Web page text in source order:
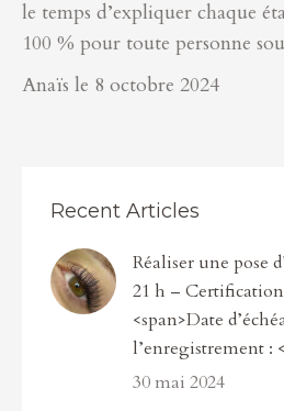
le temps d’expliquer chaque
100 % pour toute personne
Anaïs le 8 octobre 2024
Recent Articles
Réaliser une pose
21 h – Certification
<span>Date
l’enregistrement :
30 mai 2024